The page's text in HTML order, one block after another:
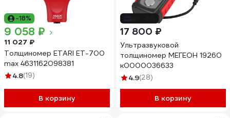
-18%
9 058 ₽
11 027 ₽
Толщиномер ETARI ЕТ-700
max 4631162098381
4.8(19)
В корзину
17 800 ₽
Ультразвуковой
толщиномер МЕГЕОН 19260
к0000036633
4.9(28)
В корзину